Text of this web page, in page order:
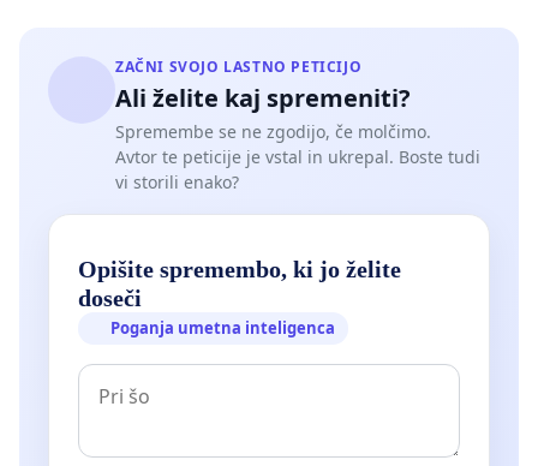
ZAČNI SVOJO LASTNO PETICIJO
Ali želite kaj spremeniti?
Spremembe se ne zgodijo, če molčimo.
Avtor te peticije je vstal in ukrepal. Boste tudi
vi storili enako?
Opišite spremembo, ki jo želite
doseči
Poganja umetna inteligenca